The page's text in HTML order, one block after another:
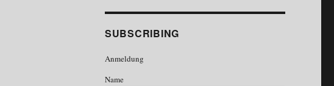
SUBSCRIBING
Anmeldung
Name